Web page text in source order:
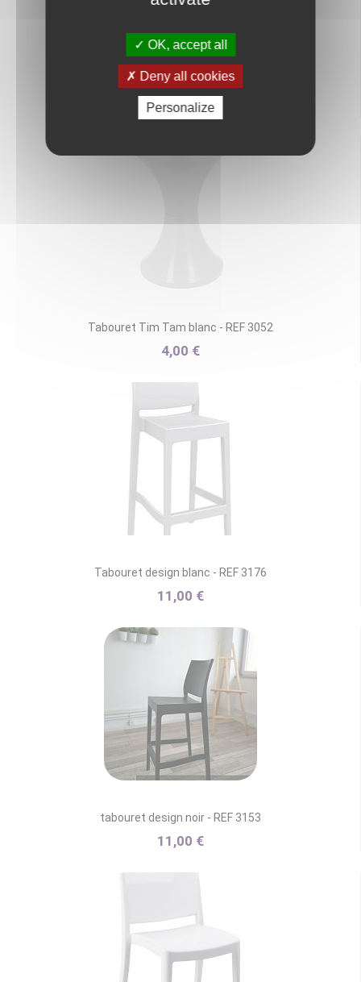
Tabouret Tim Tam - REF 3679
4,00 €
Tabouret Tim Tam blanc - REF 3052
4,00 €
Tabouret design blanc - REF 3176
11,00 €
tabouret design noir - REF 3153
11,00 €
OK, accept all
Deny all cookies
Personalize